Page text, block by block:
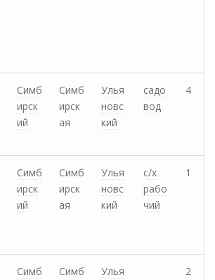
Симб
ирск
ий
Симб
ирск
ая
Улья
новс
кий
садо
вод
4
Симб
ирск
ий
Симб
ирск
ая
Улья
новс
кий
с/х
рабо
чий
1
Симб
Симб
Улья
2